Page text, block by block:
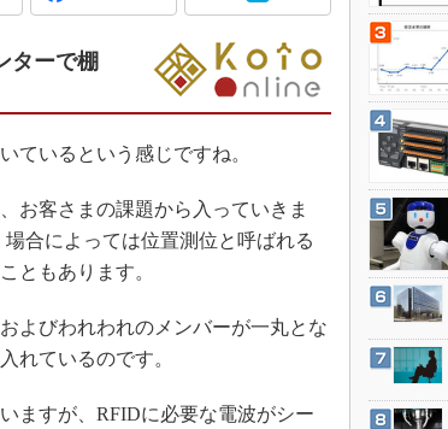
のづくりワールド
WORLD
3Dプリンタ
デジタルツインとCAE
S＆OP
イノベーション
植物工場
知財マネジメント
海外生産
ターで棚
ているという感じですね。
お客さまの課題から入っていきま
合によっては位置測位と呼ばれる
ともあります。
よびわれわれのメンバーが一丸とな
れているのです。
ますが、RFIDに必要な電波がシー